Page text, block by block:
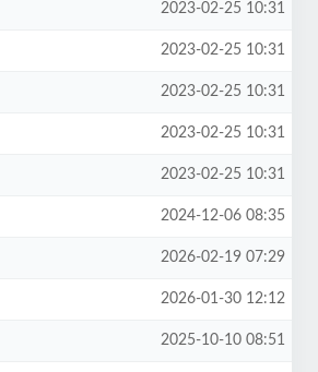
2023-02-25 10:31
2023-02-25 10:31
2023-02-25 10:31
2023-02-25 10:31
2023-02-25 10:31
2024-12-06 08:35
2026-02-19 07:29
2026-01-30 12:12
2025-10-10 08:51